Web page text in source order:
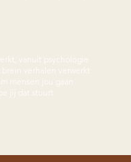
vanuit psychologie
verhalen verwerkt
mensen jou gaan
jij dat stuurt